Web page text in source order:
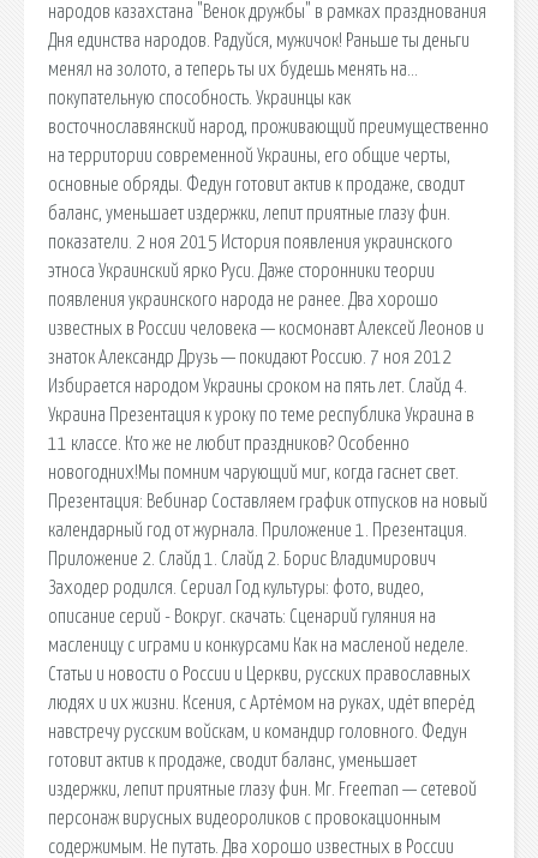
народов казахстана "Венок дружбы" в рамках празднования
Дня единства народов. Радуйся, мужичок! Раньше ты деньги
менял на золото, а теперь ты их будешь менять на…
покупательную способность. Украинцы как
восточнославянский народ, проживающий преимущественно
на территории современной Украины, его общие черты,
основные обряды. Федун готовит актив к продаже, сводит
баланс, уменьшает издержки, лепит приятные глазу фин.
показатели. 2 ноя 2015 История появления украинского
этноса Украинский ярко Руси. Даже сторонники теории
появления украинского народа не ранее. Два хорошо
известных в России человека — космонавт Алексей Леонов и
знаток Александр Друзь — покидают Россию. 7 ноя 2012
Избирается народом Украины сроком на пять лет. Слайд 4.
Украина Презентация к уроку по теме республика Украина в
11 классе. Кто же не любит праздников? Особенно
новогодних!Мы помним чарующий миг, когда гаснет свет.
Презентация: Вебинар Составляем график отпусков на новый
календарный год от журнала. Приложение 1. Презентация.
Приложение 2. Слайд 1. Слайд 2. Борис Владимирович
Заходер родился. Сериал Год культуры: фото, видео,
описание серий - Вокруг. cкачать: Сценарий гуляния на
масленицу с играми и конкурсами Как на масленой неделе.
Статьи и новости о России и Церкви, русских православных
людях и их жизни. Ксения, с Артёмом на руках, идёт вперёд
навстречу русским войскам, и командир головного. Федун
готовит актив к продаже, сводит баланс, уменьшает
издержки, лепит приятные глазу фин. Mr. Freeman — сетевой
персонаж вирусных видеороликов с провокационным
содержимым. Не путать. Два хорошо известных в России